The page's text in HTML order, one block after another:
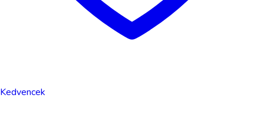
Kedvencek